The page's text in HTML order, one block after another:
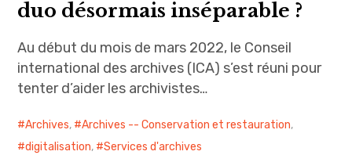
duo désormais inséparable ?
Au début du mois de mars 2022, le Conseil
international des archives (ICA) s’est réuni pour
tenter d’aider les archivistes…
Archives, Archives -- Conservation et restauration,
digitalisation, Services d'archives